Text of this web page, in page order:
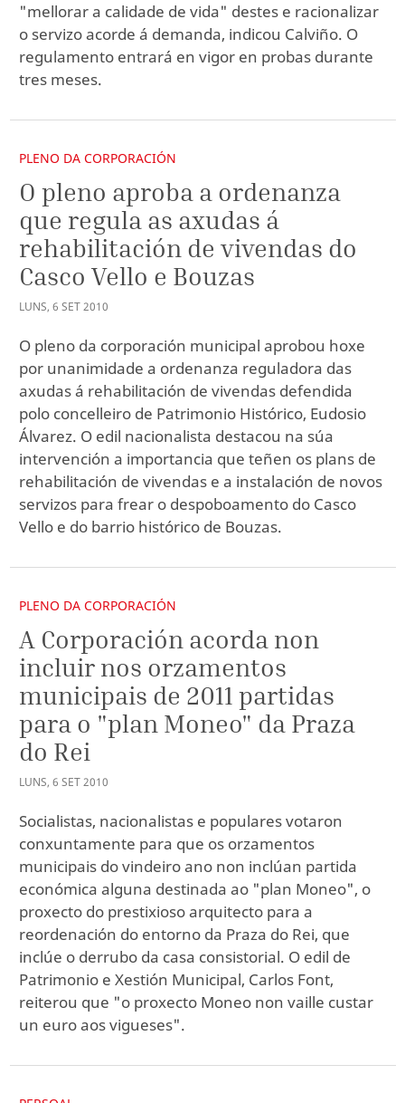
"mellorar a calidade de vida" destes e racionalizar
o servizo acorde á demanda, indicou Calviño. O
regulamento entrará en vigor en probas durante
tres meses.
PLENO DA CORPORACIÓN
O pleno aproba a ordenanza
que regula as axudas á
rehabilitación de vivendas do
Casco Vello e Bouzas
LUNS, 6 SET2010
O pleno da corporación municipal aprobou hoxe
por unanimidade a ordenanza reguladora das
axudas á rehabilitación de vivendas defendida
polo concelleiro de Patrimonio Histórico, Eudosio
Álvarez. O edil nacionalista destacou na súa
intervención a importancia que teñen os plans de
rehabilitación de vivendas e a instalación de novos
servizos para frear o despoboamento do Casco
Vello e do barrio histórico de Bouzas.
PLENO DA CORPORACIÓN
A Corporación acorda non
incluir nos orzamentos
municipais de 2011 partidas
para o "plan Moneo" da Praza
do Rei
LUNS, 6 SET2010
Socialistas, nacionalistas e populares votaron
conxuntamente para que os orzamentos
municipais do vindeiro ano non inclúan partida
económica alguna destinada ao "plan Moneo", o
proxecto do prestixioso arquitecto para a
reordenación do entorno da Praza do Rei, que
inclúe o derrubo da casa consistorial. O edil de
Patrimonio e Xestión Municipal, Carlos Font,
reiterou que "o proxecto Moneo non vaille custar
un euro aos vigueses".